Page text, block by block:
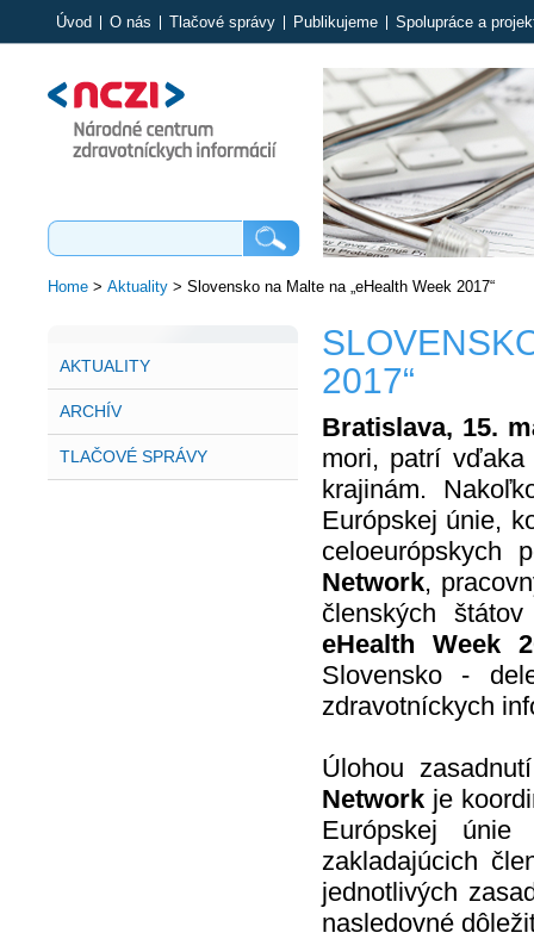
Úvod O nás Tlačové správy Publikujeme Spolupráce a
Home> Aktuality> Slovensko na Malte na „eHealth Week 2017“
AKTUALITY
ARCHÍV
TLAČOVÉ SPRÁVY
2017“
Bratislava, 15.
mori, patrí
krajinám.
Európskej únie,
Network,
členských
eHealth Week
Slovensko -
zdravotníckych
Úlohou
Networkje
Európskej
zakladajúcich
jednotlivých
nasledovné